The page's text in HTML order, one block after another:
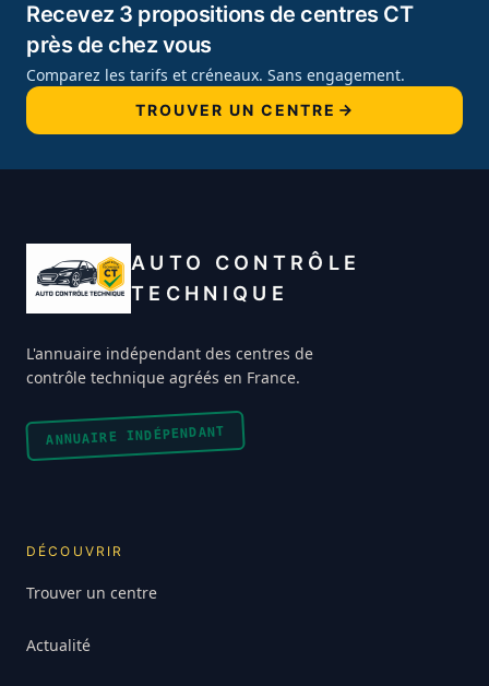
Recevez 3 propositions de centres CT
près de chez vous
Comparez les tarifs et créneaux. Sans engagement.
TROUVER UN CENTRE
AUTO CONTRÔLE
TECHNIQUE
L'annuaire indépendant des centres de
contrôle technique agréés en France.
ANNUAIRE INDÉPENDANT
DÉCOUVRIR
Trouver un centre
Actualité